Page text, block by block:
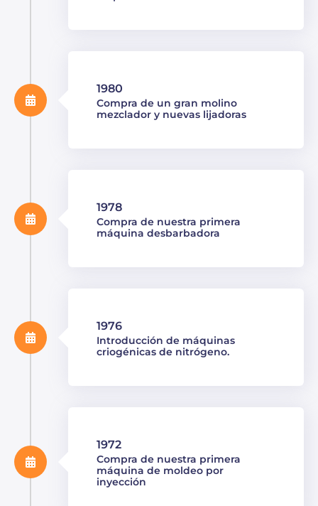
1980
Compra de un gran molino
mezclador y nuevas lijadoras
1978
Compra de nuestra primera
máquina desbarbadora
1976
Introducción de máquinas
criogénicas de nitrógeno.
1972
Compra de nuestra primera
máquina de moldeo por
inyección